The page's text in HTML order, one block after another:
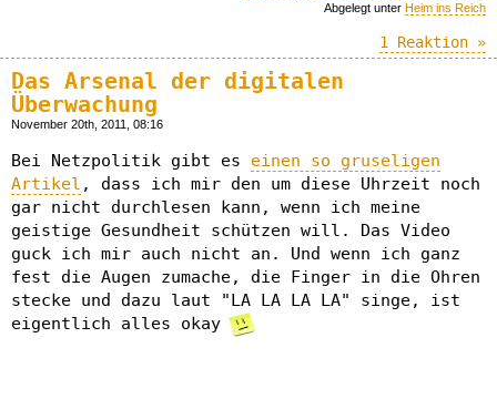
Abgelegt unter Heim ins Reich
1 Reaktion »
Das Arsenal der digitalen
Überwachung
November 20th, 2011, 08:16
Bei Netzpolitik gibt es einen so gruseligen
Artikel , dass ich mir den um diese Uhrzeit noch
gar nicht durchlesen kann, wenn ich meine
geistige Gesundheit schützen will. Das Video
guck ich mir auch nicht an. Und wenn ich ganz
fest die Augen zumache, die Finger in die Ohren
stecke und dazu laut "LA LA LA LA" singe, ist
eigentlich alles okay